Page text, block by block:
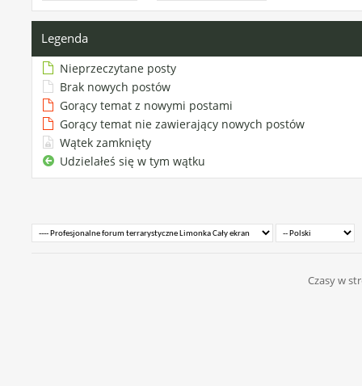
Legenda
Nieprzeczytane posty
Brak nowych postów
Gorący temat z nowymi postami
Gorący temat nie zawierający nowych postów
Wątek zamknięty
Udzielałeś się w tym wątku
Czasy w